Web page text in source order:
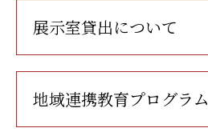
展示室貸出について
地域連携教育プログラム